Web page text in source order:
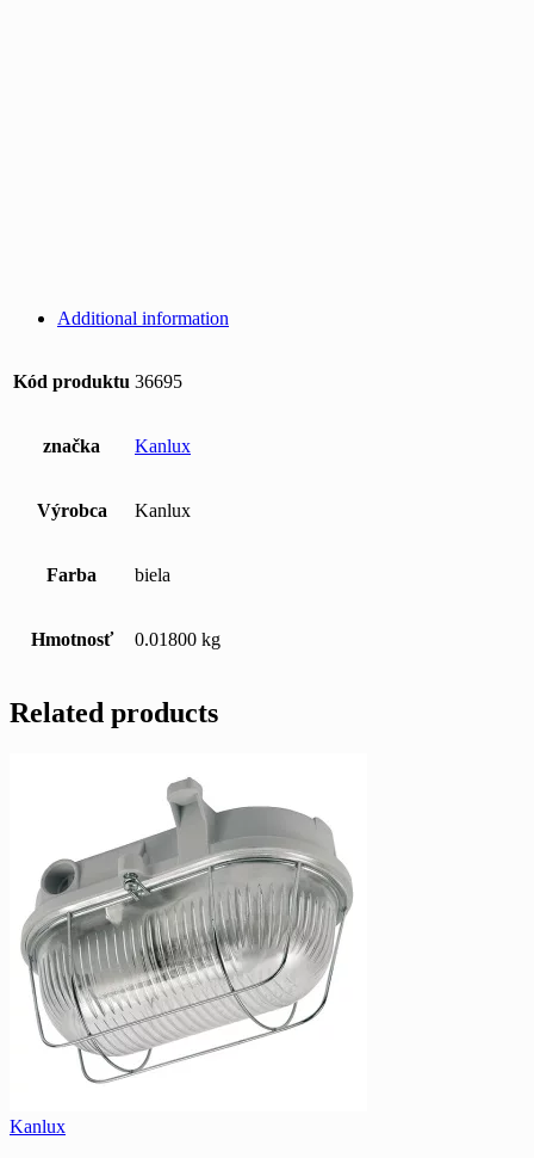
Additional information
Kód produktu 36695
značka Kanlux
Výrobca Kanlux
Farba biela
Hmotnosť 0.01800 kg
Related products
Kanlux